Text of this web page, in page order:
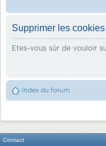
Supprimer les
Etes-vous sûr de vouloir
Index du forum
Contact